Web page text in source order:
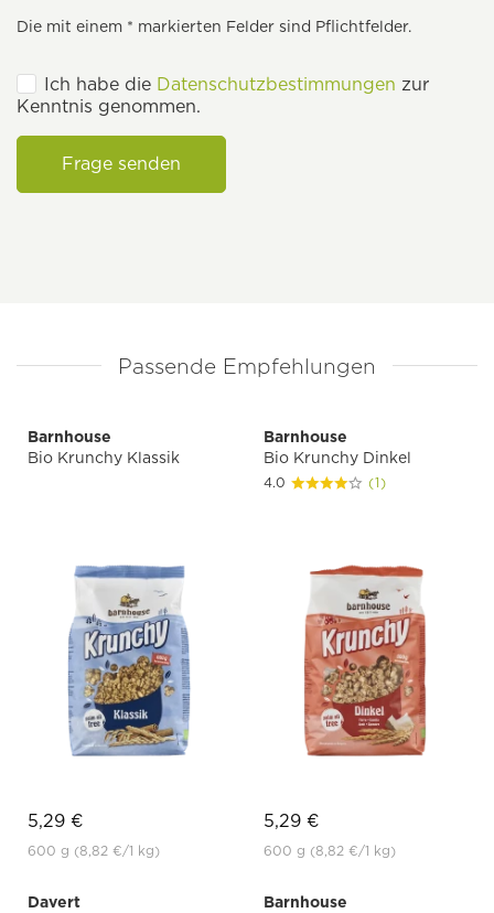
Die mit einem * markierten Felder sind Pflichtfelder.
Ich habe die Datenschutzbestimmungen zur
Kenntnis genommen.
Frage senden
Passende Empfehlungen
Barnhouse
Bio Krunchy Klassik
5,29 €
600 g (8,82 €/1 kg)
Barnhouse
Bio Krunchy Dinkel
4.0 (1)
5,29 €
600 g (8,82 €/1 kg)
Davert
Barnhouse